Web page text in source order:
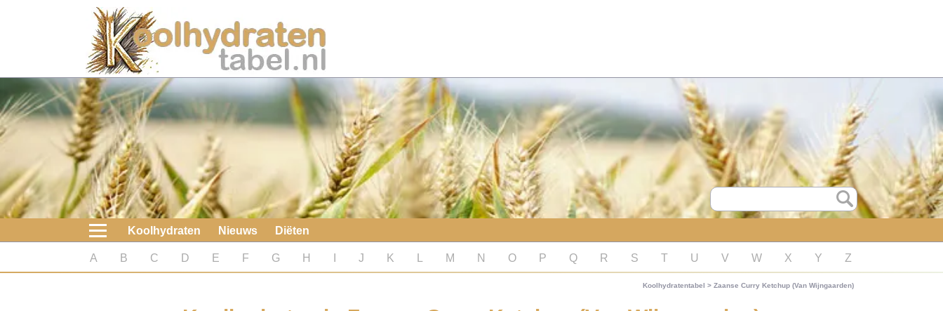
Koolhydraten
Nieuws
Koolhydraatarme diëten
Boeken
koolhydraatarme diëten
Diabetes test
Koolhydraten Nieuws Diëten
A B C D E F G H J K M N O P Q R S T U V W X Y Z
Koolhydratentabel > Zaanse Curry Ketchup (Van Wijngaarden)